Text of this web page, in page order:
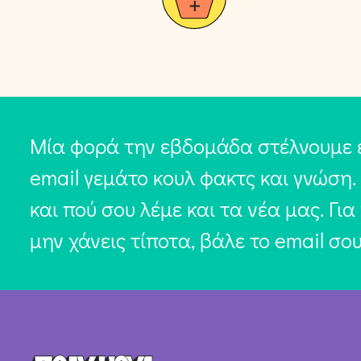
Μία φορά την εβδομάδα στέλνουμε
email γεμάτο κουλ φακτς και
και πού σου λέμε και τα νέα μας.
μην χάνεις τίποτα, βάλε το email